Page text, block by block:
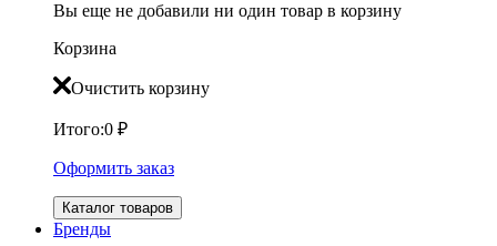
Вы еще не добавили ни один товар в корзину
Корзина
Очистить корзину
Итого:0 ₽
Оформить заказ
Каталог товаров
Бренды